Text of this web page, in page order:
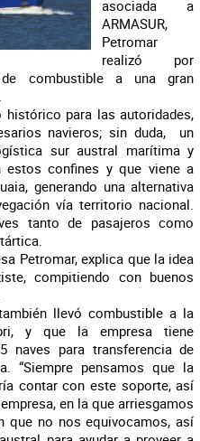
asociada a
ARMASUR,
Petromar
realizó por
combustible a una gran
para las autoridades,
navieros; sin duda, un
sur austral marítima y
estos confines y que viene a
generando una alternativa
vía territorio nacional.
tanto de pasajeros como
Petromar, explica que la idea
compitiendo con buenos
llevó combustible a la
y que la empresa tiene
naves para transferencia de
“Siempre pensamos que la
contar con este soporte, así
en la que arriesgamos
que no nos equivocamos, así